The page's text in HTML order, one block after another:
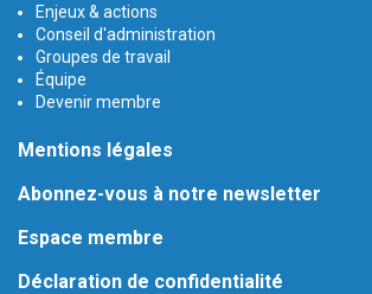
Enjeux & actions
Conseil d'administration
Groupes de travail
Équipe
Devenir membre
Mentions légales
Abonnez-vous à notre newsletter
Espace membre
Déclaration de confidentialité